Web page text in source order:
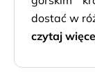
dostać w
czytaj